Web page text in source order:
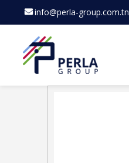
info@perla-group.com.tn